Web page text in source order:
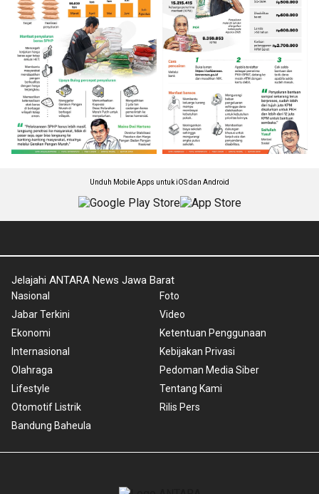
Unduh Mobile Apps untuk iOS dan Android
Jelajahi ANTARA News Jawa Barat
Nasional
Jabar Terkini
Ekonomi
Internasional
Olahraga
Lifestyle
Otomotif Listrik
Bandung Baheula
Foto
Video
Ketentuan Penggunaan
Kebijakan Privasi
Pedoman Media Siber
Tentang Kami
Rilis Pers